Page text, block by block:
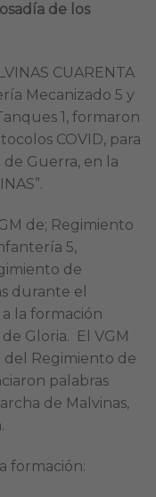
de los
CUARENTA
Mecanizado 5 y
1, formaron
COVID, para
Guerra, en la
de; Regimiento
5,
de
durante el
la formación
Gloria. El VGM
del Regimiento de
palabras
de Malvinas,
formación: